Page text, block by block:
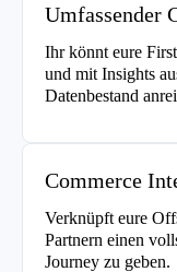
Umfassender
Ihr könnt eure
und mit Insights
Datenbestand
Commerce
Verknüpft eure
Partnern einen
Journey zu geben.